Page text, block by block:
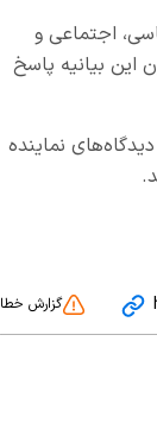
اجتماعی و
این بیانیه پاسخ
از دیدگاه‌های نماینده
گزارش خطا